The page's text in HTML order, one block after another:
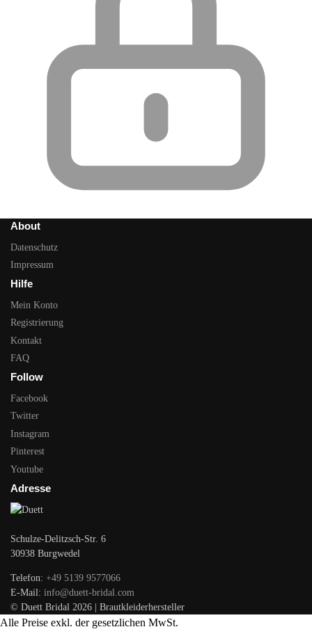
About
Datenschutz
Impressum
Hilfe
Mein Konto
Registrierung
Kontakt
FAQ
Follow
Facebook
Twitter
Instagram
Pinterest
Youtube
Adresse
Schulze-Delitzsch-Str. 6
30938 Burgwedel
Telefon: +49 5139 9577066
E-Mail: info@duett-bridal.com
© Duett Bridal 2026 | Brautkleiderhersteller
Alle Preise exkl. der gesetzlichen MwSt.